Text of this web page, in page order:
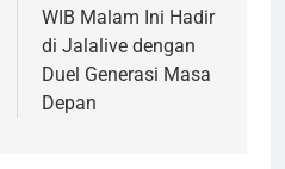
WIB Malam Ini Hadir
di Jalalive dengan
Duel Generasi Masa
Depan